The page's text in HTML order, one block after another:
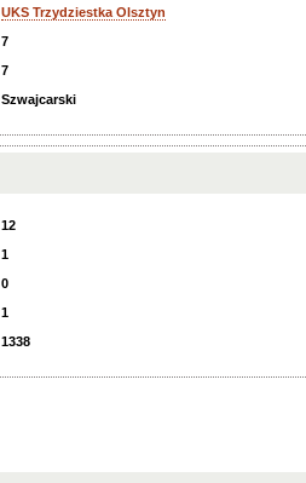
UKS Trzydziestka Olsztyn
7
7
Szwajcarski
12
1
0
1
1338